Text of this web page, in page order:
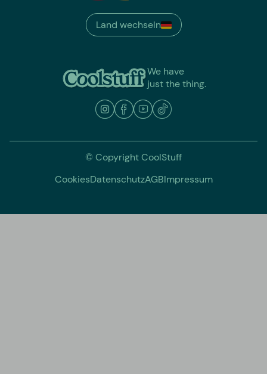
We have
just the thing.
Land wechseln
© Copyright CoolStuff
CookiesDatenschutzAGBImpressum